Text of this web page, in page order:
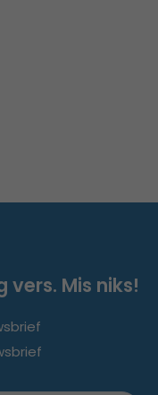
vers. Mis niks!